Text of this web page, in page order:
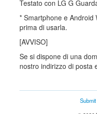
Testato con LG G
* Smartphone e
prima di usarla.
[AVVISO]
Se si dispone di una
nostro indirizzo di posta